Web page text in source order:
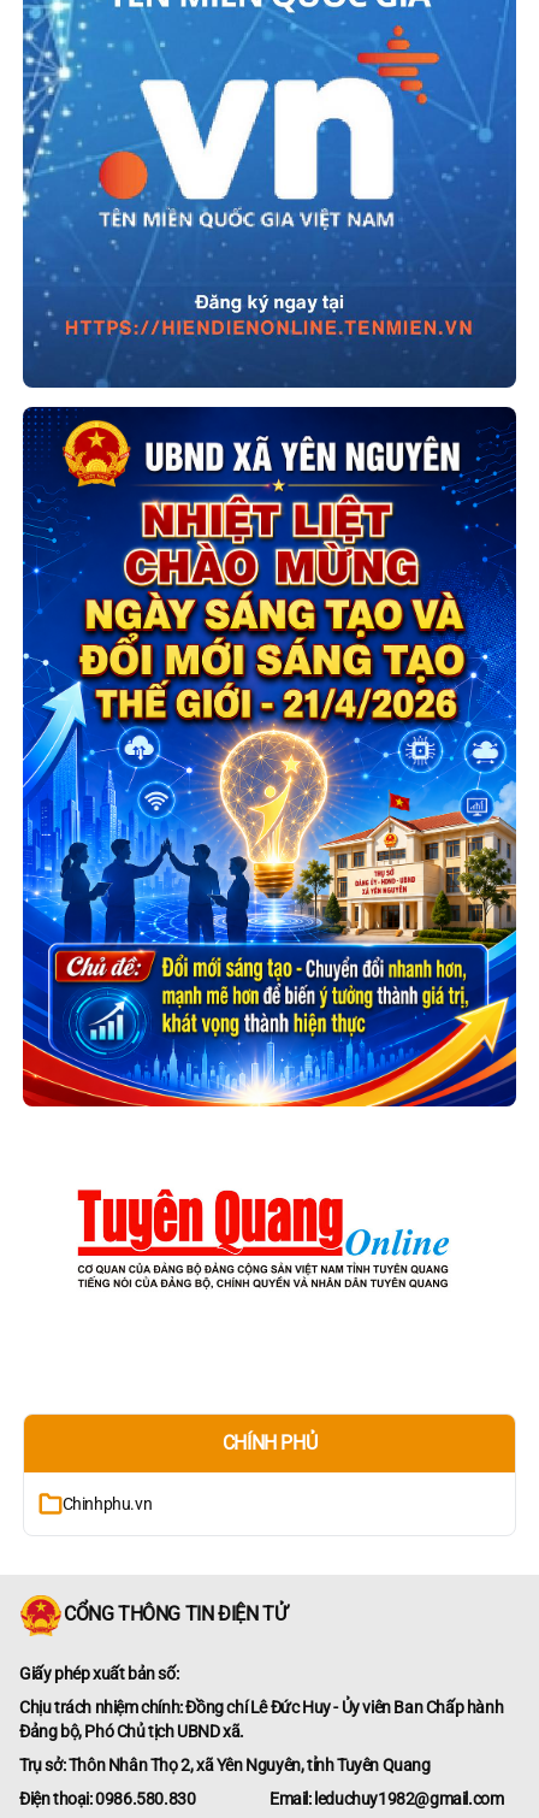
CHÍNH PHỦ
Chinhphu.vn
CỔNG THÔNG TIN ĐIỆN TỬ
Giấy phép xuất bản số:
Chịu trách nhiệm chính: Đồng chí Lê Đức Huy - Ủy viên Ban Chấp hành
Đảng bộ, Phó Chủ tịch UBND xã.
Trụ sở: Thôn Nhân Thọ 2, xã Yên Nguyên, tỉnh Tuyên Quang
Điện thoại: 0986.580.830
Email: leduchuy1982@gmail.com